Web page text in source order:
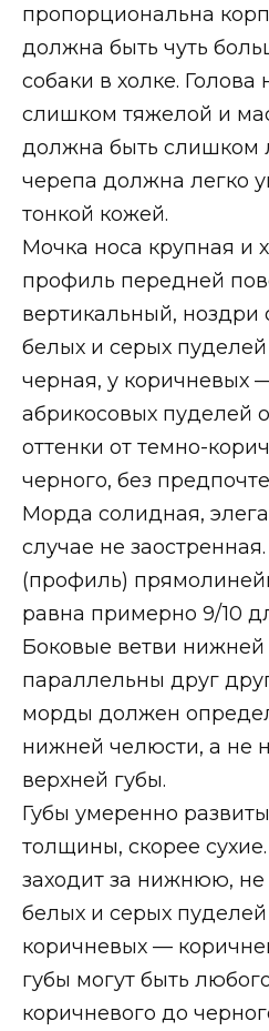
пропорциональна
должна быть чуть
собаки в холке.
слишком тяжелой и
должна быть слишком
черепа должна легко
тонкой кожей.
Мочка носа крупная и
профиль передней
вертикальный, ноздри
белых и серых
черная, у коричневых
абрикосовых пуделей
оттенки от темно-
черного, без
Морда солидная,
случае не
(профиль)
равна примерно 9/10
Боковые ветви
параллельны друг
морды должен
нижней челюсти, а не
верхней губы.
Губы умеренно
толщины, скорее
заходит за нижнюю, не
белых и серых
коричневых —
губы могут быть
коричневого до